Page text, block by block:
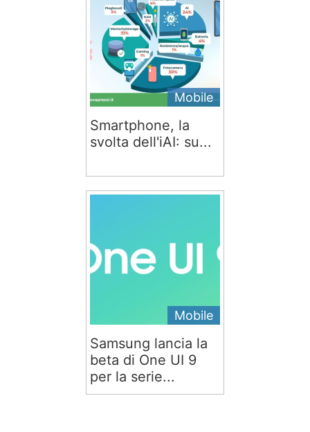
Mobile
Smartphone, la
svolta dell'iAI: su...
Mobile
Samsung lancia la
beta di One UI 9
per la serie...